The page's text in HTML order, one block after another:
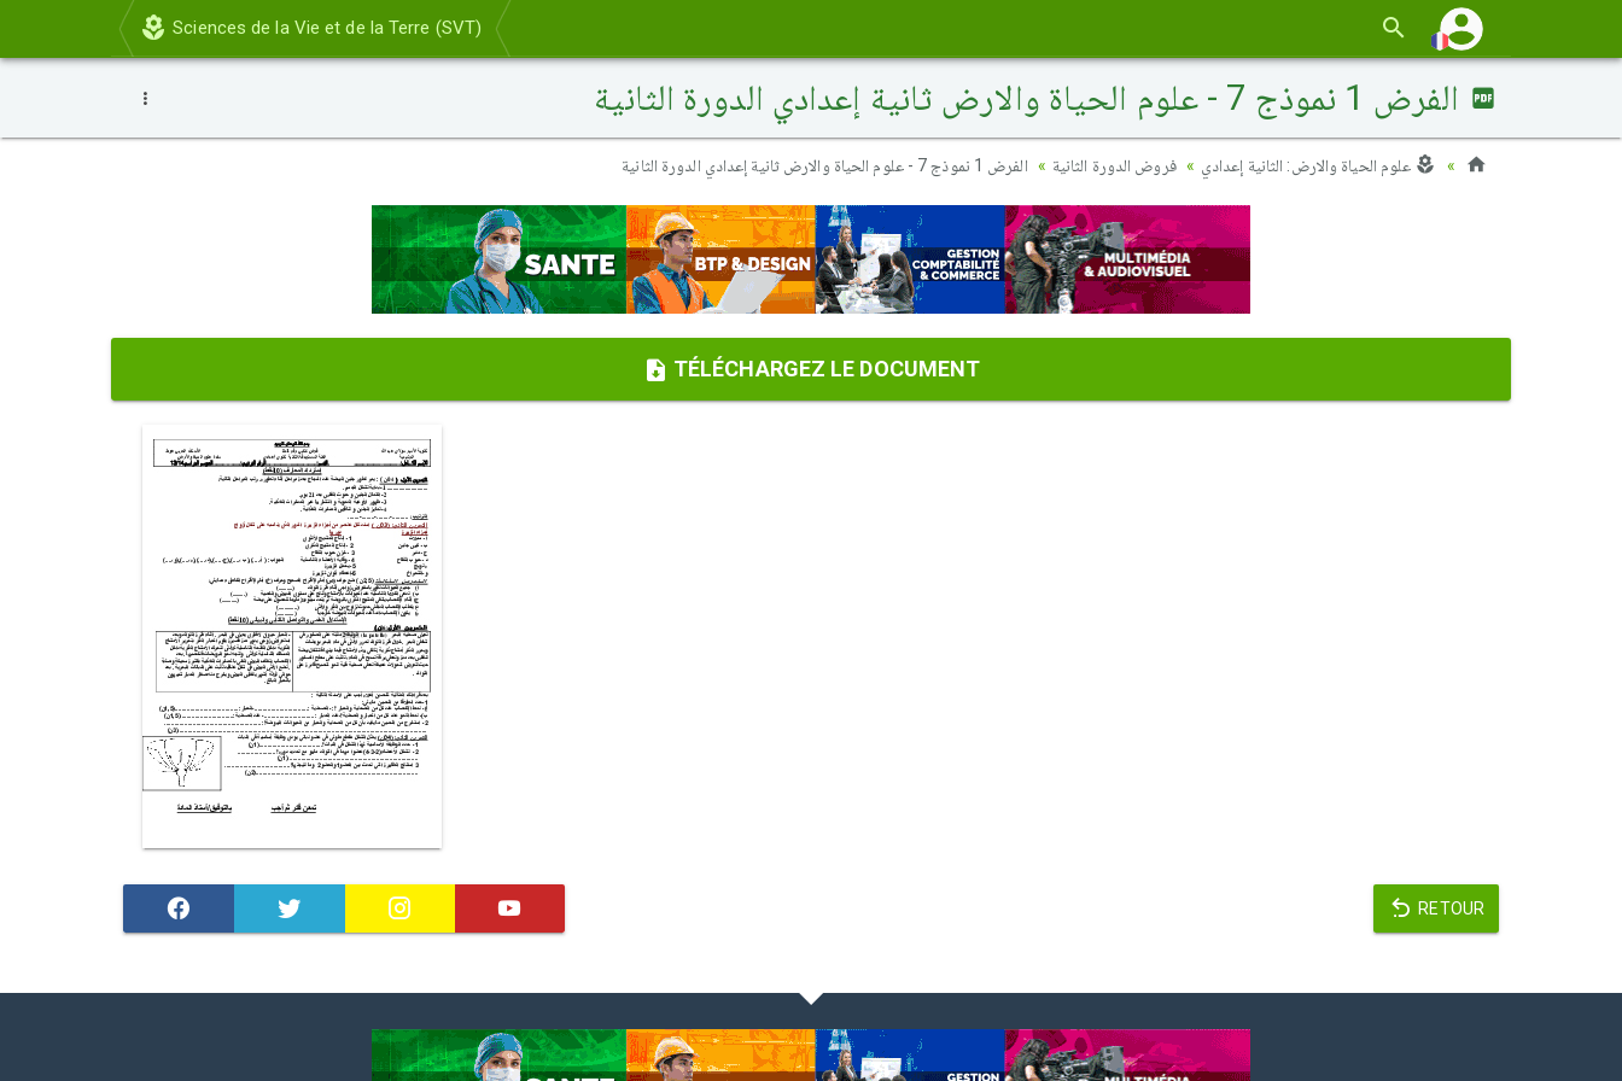
Sciences de la Vie et de la Terre (SVT)
الفرض 1 نموذج 7 - علوم الحياة والارض ثانية إعدادي الدورة الثانية
علوم الحياة والارض: الثانية إعدادي فروض الدورة الثانية الفرض 1 نموذج 7 - علوم الحياة والارض ثانية إعدادي الدورة الثانية
TÉLÉCHARGEZ LE DOCUMENT
RETOUR